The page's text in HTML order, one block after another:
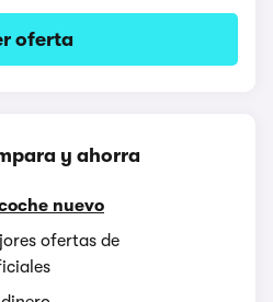
oferta
y ahorra
nuevo
ofertas de